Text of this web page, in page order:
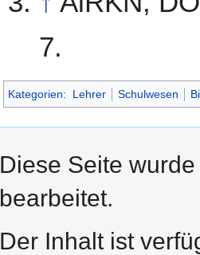
7.
Kategorien: Lehrer Schulwesen
Diese Seite
bearbeitet.
Der Inhalt ist